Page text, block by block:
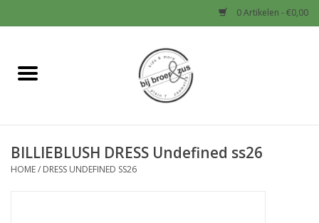
0 Artikelen - €0,00
Home
Baby
BILLIEBLUSH DRESS Undefined ss26
HOME/ DRESS UNDEFINED SS26